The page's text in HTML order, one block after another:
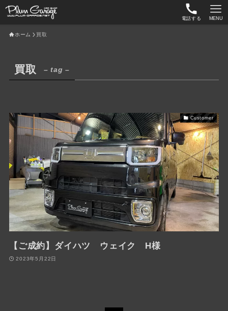
電話する MENU
ホーム 買取
買取 – tag –
Customer
【ご成約】ダイハツ ウェイク H様
2023年5月22日